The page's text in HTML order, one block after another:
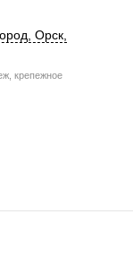
Орск
крепежное